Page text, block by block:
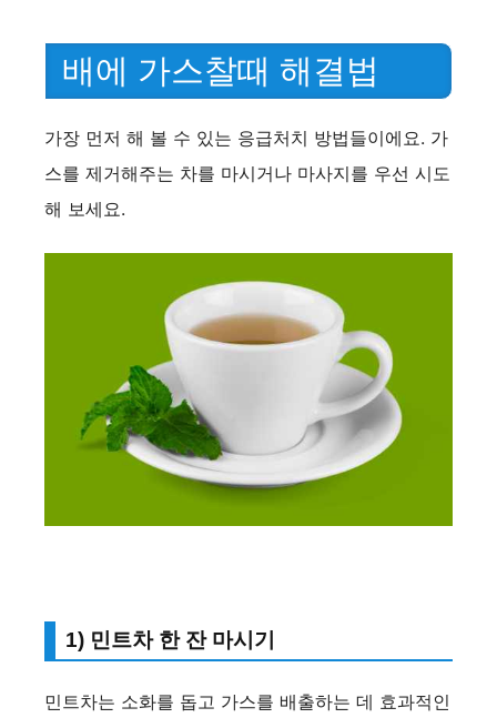
배에 가스찰때 해결법
가장 먼저 해 볼 수 있는 응급처치 방법들이에요. 가
스를 제거해주는 차를 마시거나 마사지를 우선 시도
해 보세요.
1) 민트차 한 잔 마시기
민트차는 소화를 돕고 가스를 배출하는 데 효과적인